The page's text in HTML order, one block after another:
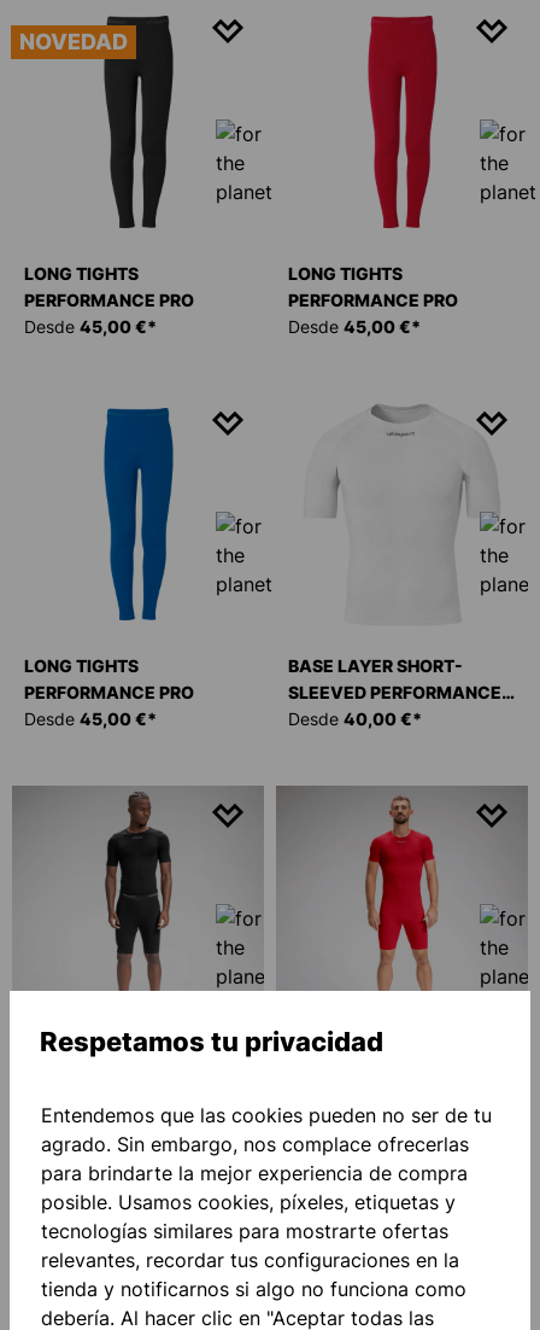
NOVEDAD
LONG TIGHTS
PERFORMANCE PRO
Desde 45,00 €*
LONG TIGHTS
PERFORMANCE PRO
Desde 45,00 €*
LONG TIGHTS
PERFORMANCE PRO
Desde 45,00 €*
BASE LAYER SHORT-
SLEEVED PERFORMANCE
PRO
Desde 40,00 €*
BASE LAYER SHORT-
PRO
Desde40,00 €*
BASE LAYER SHORT-
PRO
Desde40,00 €*
Respetamos tu privacidad
Entendemos que las cookies pueden no ser de tu
agrado. Sin embargo, nos complace ofrecerlas
para brindarte la mejor experiencia de compra
posible. Usamos cookies, píxeles, etiquetas y
tecnologías similares para mostrarte ofertas
relevantes, recordar tus configuraciones en la
tienda y notificarnos si algo no funciona como
debería. Al hacer clic en "Aceptar todas las